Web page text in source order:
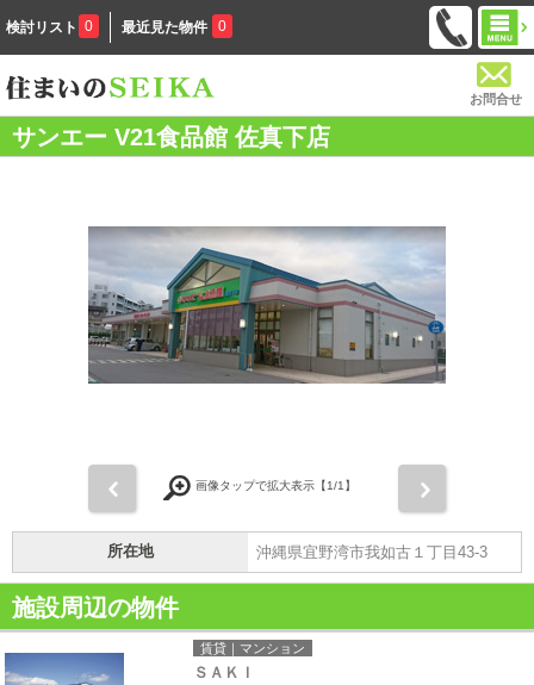
検討リスト 0 最近見た物件 0
お問合せ
サンエー V21食品館 佐真下店
画像タップで拡大表示【1/1】
所在地 沖縄県宜野湾市我如古１丁目43-3
施設周辺の物件
賃貸｜マンション
ＳＡＫＩ